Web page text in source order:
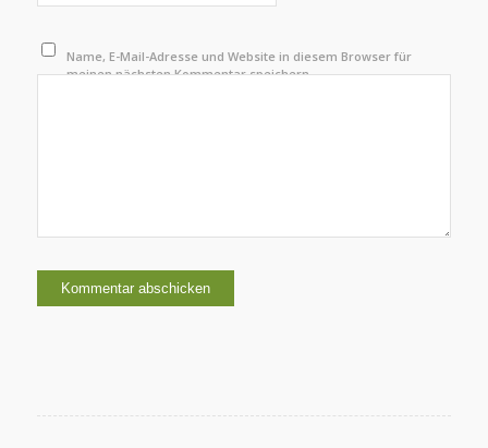
Name, E-Mail-Adresse und Website in diesem Browser für
meinen nächsten Kommentar speichern.